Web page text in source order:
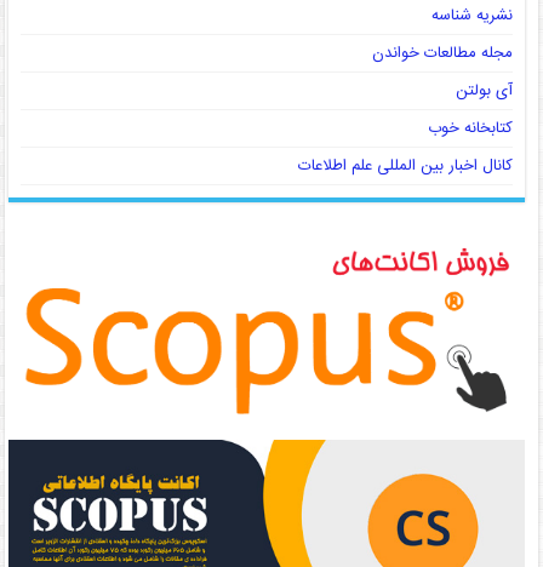
نشریه شناسه
مجله مطالعات خواندن
آی بولتن
کتابخانه خوب
کانال اخبار بین المللی علم اطلاعات